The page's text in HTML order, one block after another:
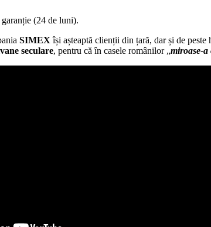
(24 de luni).
SIMEX își așteaptă clienții din țară, dar și de peste
seculare, pentru că în casele românilor „miroase-a